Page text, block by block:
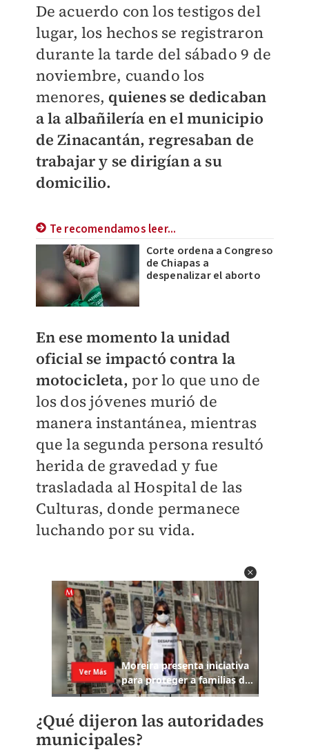
De acuerdo con los testigos del
lugar, los hechos se registraron
durante la tarde del sábado 9 de
noviembre, cuando los
menores, quienes se dedicaban
a la albañilería en el municipio
de Zinacantán, regresaban de
trabajar y se dirigían a su
domicilio.
Te recomendamos leer...
Corte ordena a Congreso
de Chiapas a
despenalizar el aborto
En ese momento la unidad
oficial se impactó contra la
motocicleta, por lo que uno de
los dos jóvenes murió de
manera instantánea, mientras
que la segunda persona resultó
herida de gravedad y fue
trasladada al Hospital de las
Culturas, donde permanece
luchando por su vida.
¿Qué dijeron las autoridades
municipales?